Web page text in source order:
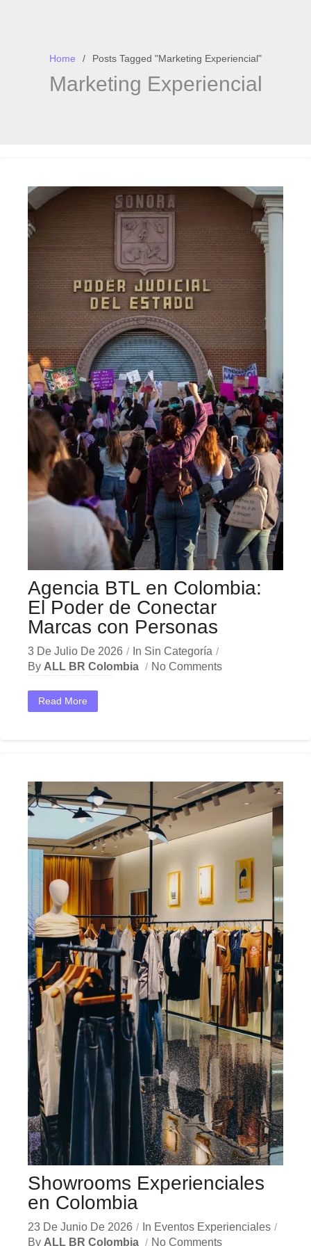
Home Posts Tagged "Marketing Experiencial"
Marketing Experiencial
Agencia BTL en Colombia:
El Poder de Conectar
Marcas con Personas
3 De Julio De 2026 In Sin Categoría
By ALL BR Colombia No Comments
Read More
Showrooms Experienciales
en Colombia
23 De Junio De 2026 In Eventos Experienciales
By ALL BR Colombia No Comments